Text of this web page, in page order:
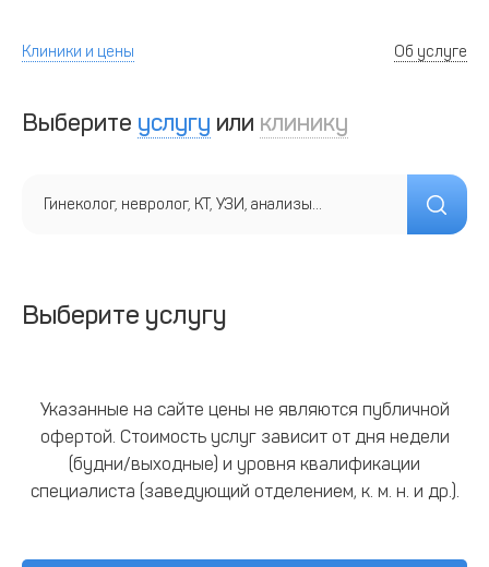
Клиники и цены Об услуге
Выберите услугу или клинику
Выберите услугу
Указанные на сайте цены не являются публичной
офертой. Стоимость услуг зависит от дня недели
(будни/выходные) и уровня квалификации
специалиста (заведующий отделением, к. м. н. и др.).